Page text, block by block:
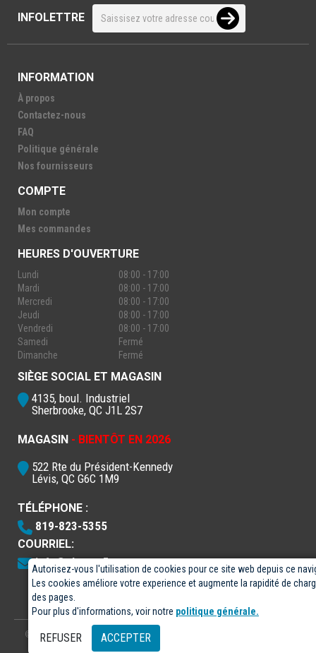
Autorisez-vous l'utilisation de cookies pour ce site web depuis ce
Les cookies améliore votre experience et augmente la rapidité de
des pages.
Pour plus d'informations, voir notre politique générale.
REFUSER ACCEPTER
INFOLETTRE
INFORMATION
À propos
Contactez-nous
FAQ
Politique générale
Nos fournisseurs
© 2026- Électro-5 inc.
COMPTE
Mon compte
Mes commandes
HEURES D'OUVERTURE
Lundi
08:00 - 17:00
Mardi
08:00 - 17:00
Mercredi
08:00 - 17:00
Jeudi
08:00 - 17:00
Vendredi
08:00 - 17:00
Samedi
Fermé
Dimanche
Fermé
SIÈGE SOCIAL ET MAGASIN
4135, boul. Industriel
Sherbrooke, QC J1L 2S7
MAGASIN - BIENTÔT EN 2026
522 Rte du Président-Kennedy
Lévis, QC G6C 1M9
TÉLÉPHONE :
819-823-5355
COURRIEL:
info@electro5.com